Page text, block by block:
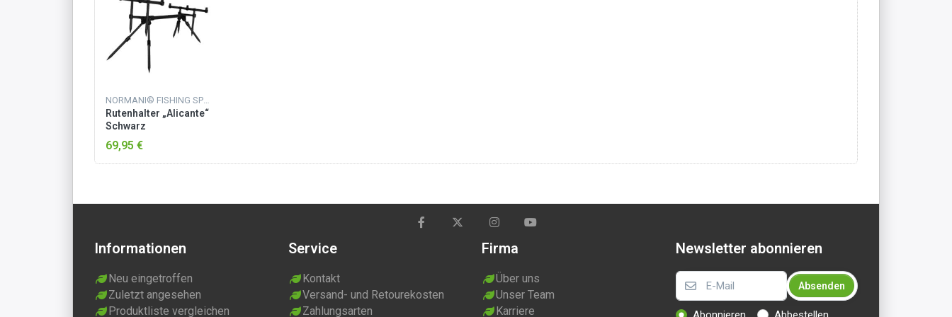
NORMANI® FISHING SPORTS
Rutenhalter „Alicante“
Schwarz
69,95 €
Informationen
Neu eingetroffen
Zuletzt angesehen
Produktliste vergleichen
Service
Kontakt
Versand- und Retourekosten
Zahlungsarten
Firma
Über uns
Unser Team
Karriere
Newsletter abonnieren
Absenden